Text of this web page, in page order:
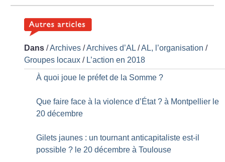
Dans /Archives /Archives d’AL/AL, l’organisation /
Groupes locaux / L’action en 2018
À quoi joue le préfet de la Somme ?
Que faire face à la violence d’État ? à Montpellier le
20 décembre
Gilets jaunes : un tournant anticapitaliste est-il
possible ? le 20 décembre à Toulouse